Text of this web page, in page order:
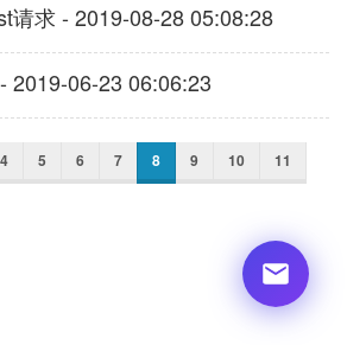
请求 - 2019-08-28 05:08:28
2019-06-23 06:06:23
4 5 6 7 8 9 10
11